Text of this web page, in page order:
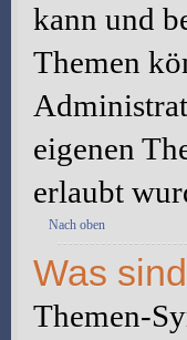
kann und
Themen
eigenen
erlaubt
Nach oben
Was
Themen-